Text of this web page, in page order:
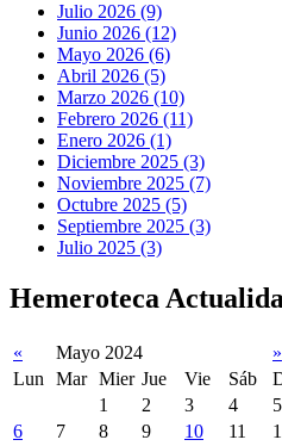
Julio 2026 (9)
Junio 2026 (12)
Mayo 2026 (6)
Abril 2026 (5)
Marzo 2026 (10)
Febrero 2026 (11)
Enero 2026 (1)
Diciembre 2025 (3)
Noviembre 2025 (7)
Octubre 2025 (5)
Septiembre 2025 (3)
Julio 2025 (3)
Hemeroteca
« Mayo 2024
»
Lun
Mar Mier Jue Vie Sáb
1
2 3 4
5
6
7 8 9 10 11